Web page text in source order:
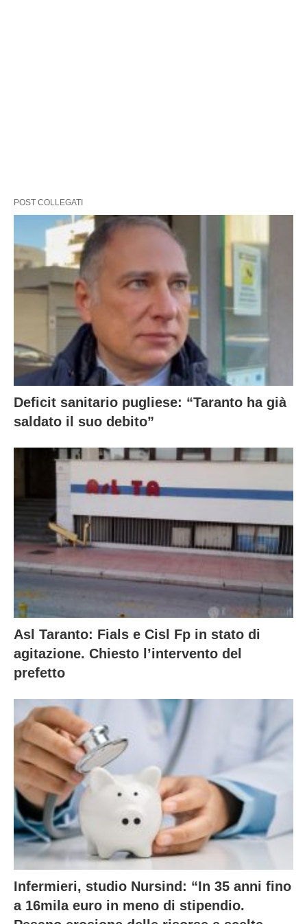
POST COLLEGATI
Deficit sanitario pugliese: “Taranto ha già
saldato il suo debito”
Asl Taranto: Fials e Cisl Fp in stato di
agitazione. Chiesto l’intervento del
prefetto
Infermieri, studio Nursind: “In 35 anni fino
a 16mila euro in meno di stipendio.